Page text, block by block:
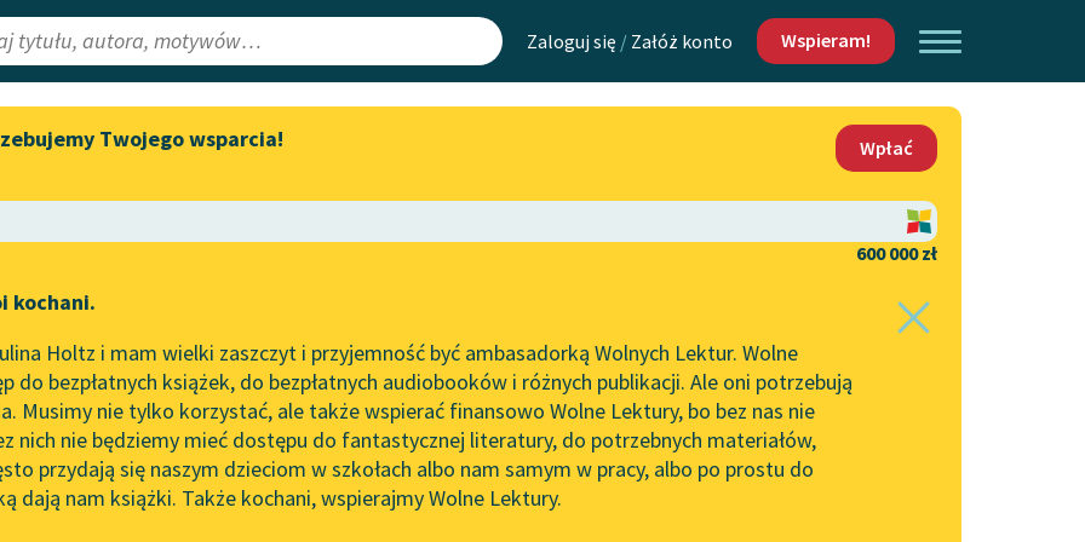
Zaloguj się / Załóż konto Wspieram!
Lektury
redakcyjne
Aktualności
„Prokurator Alicja Horn” do
literatury skandynawskiej
Spotkanie z Katarzyną Tunkiel
w Oslo
102. lata temu zmarł Joseph
Conrad
Mapa Wolnych Lektur
Leśmianator
API
OAI-PMH
Widget Wolnych Lektur
Kontakt
O projekcie
Zasady wykorzystania
Wolnych Lektur
Logotypy
Materiały promocyjne
Twojego wsparcia!
Wpłać
600 000 zł
kochani.
Holtz i mam wielki zaszczyt i przyjemność być ambasadorką Wolnych Lektur. Wolne
do bezpłatnych książek, do bezpłatnych audiobooków i różnych publikacji. Ale oni potrzebują
Musimy nie tylko korzystać, ale także wspierać finansowo Wolne Lektury, bo bez nas nie
nich nie będziemy mieć dostępu do fantastycznej literatury, do potrzebnych materiałów,
przydają się naszym dzieciom w szkołach albo nam samym w pracy, albo po prostu do
dają nam książki. Także kochani, wspierajmy Wolne Lektury.
Bolesław Prus✖